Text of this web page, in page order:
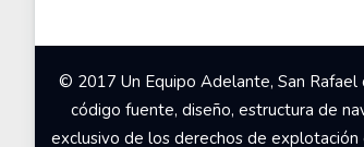
© 2017 Un Equipo Adelante, San
código fuente, diseño, estructura de
exclusivo de los derechos de explotación